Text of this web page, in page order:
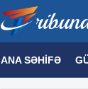
ANA SƏHIFƏ